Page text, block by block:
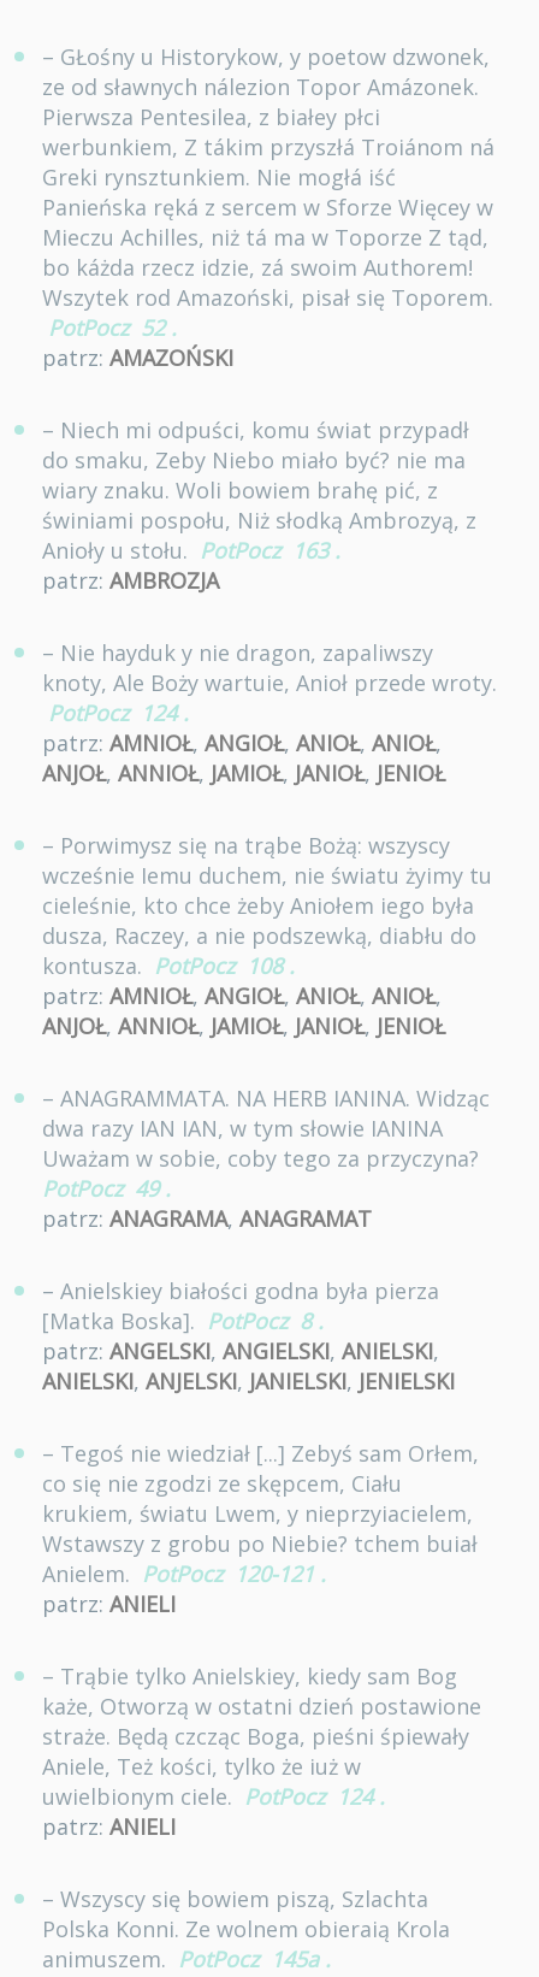
– GŁośny u Historykow, y poetow dzwonek,
ze od sławnych nálezion Topor Amázonek.
Pierwsza Pentesilea, z białey płci
werbunkiem, Z tákim przyszłá Troiánom ná
Greki rynsztunkiem. Nie mogłá iść
Panieńska ręká z sercem w Sforze Więcey w
Mieczu Achilles, niż tá ma w Toporze Z tąd,
bo káżda rzecz idzie, zá swoim Authorem!
Wszytek rod Amazoński, pisał się Toporem.
PotPocz 52 .
patrz: AMAZOŃSKI
– Niech mi odpuści, komu świat przypadł
do smaku, Zeby Niebo miało być? nie ma
wiary znaku. Woli bowiem brahę pić, z
świniami pospołu, Niż słodką Ambrozyą, z
Anioły u stołu. PotPocz 163 .
patrz: AMBROZJA
– Nie hayduk y nie dragon, zapaliwszy
knoty, Ale Boży wartuie, Anioł przede wroty.
PotPocz 124 .
patrz: AMNIOŁ, ANGIOŁ, ANIOŁ, ANIOŁ,
ANJOŁ, ANNIOŁ, JAMIOŁ, JANIOŁ, JENIOŁ
– Porwimysz się na trąbe Bożą: wszyscy
wcześnie Iemu duchem, nie światu żyimy tu
cieleśnie, kto chce żeby Aniołem iego była
dusza, Raczey, a nie podszewką, diabłu do
kontusza. PotPocz 108 .
patrz: AMNIOŁ, ANGIOŁ, ANIOŁ, ANIOŁ,
ANJOŁ, ANNIOŁ, JAMIOŁ, JANIOŁ, JENIOŁ
– ANAGRAMMATA. NA HERB IANINA. Widząc
dwa razy IAN IAN, w tym słowie IANINA
Uważam w sobie, coby tego za przyczyna?
PotPocz 49 .
patrz: ANAGRAMA, ANAGRAMAT
– Anielskiey białości godna była pierza
[Matka Boska]. PotPocz 8 .
patrz: ANGELSKI, ANGIELSKI, ANIELSKI,
ANIELSKI, ANJELSKI, JANIELSKI, JENIELSKI
– Tegoś nie wiedział [...] Zebyś sam Orłem,
co się nie zgodzi ze skępcem, Ciału
krukiem, światu Lwem, y nieprzyiacielem,
Wstawszy z grobu po Niebie? tchem buiał
Anielem. PotPocz 120-121 .
patrz: ANIELI
– Trąbie tylko Anielskiey, kiedy sam Bog
każe, Otworzą w ostatni dzień postawione
straże. Będą czcząc Boga, pieśni śpiewały
Aniele, Też kości, tylko że iuż w
uwielbionym ciele. PotPocz 124 .
patrz: ANIELI
– Wszyscy się bowiem piszą, Szlachta
Polska Konni. Ze wolnem obieraią Krola
animuszem. PotPocz 145a .